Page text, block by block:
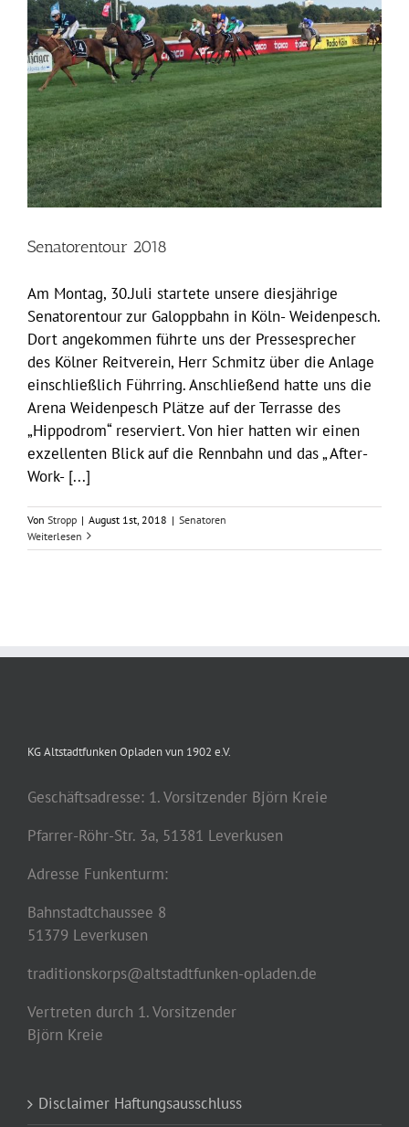
Senatorentour 2018
Am Montag, 30.Juli startete unsere diesjährige
Senatorentour zur Galoppbahn in Köln- Weidenpesch.
Dort angekommen führte uns der Pressesprecher
des Kölner Reitverein, Herr Schmitz über die Anlage
einschließlich Führring. Anschließend hatte uns die
Arena Weidenpesch Plätze auf der Terrasse des
„Hippodrom“ reserviert. Von hier hatten wir einen
exzellenten Blick auf die Rennbahn und das „ After-
Work- [...]
Von Stropp | August 1st, 2018 | Senatoren
Weiterlesen
KG Altstadtfunken Opladen vun 1902 e.V.
Geschäftsadresse: 1. Vorsitzender Björn Kreie
Pfarrer-Röhr-Str. 3a, 51381 Leverkusen
Adresse Funkenturm:
Bahnstadtchaussee 8
51379 Leverkusen
traditionskorps@altstadtfunken-opladen.de
Vertreten durch 1. Vorsitzender
Björn Kreie
Disclaimer Haftungsausschluss